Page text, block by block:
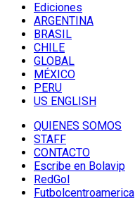
Ediciones
ARGENTINA
BRASIL
CHILE
GLOBAL
MÉXICO
PERU
US ENGLISH
QUIENES SOMOS
STAFF
CONTACTO
Escribe en Bolavip
RedGol
Futbolcentroamerica